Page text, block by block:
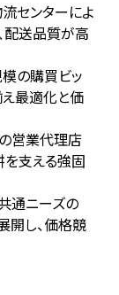
センターによ
配送品質が高
の購買ビッ
え最適化と価
営業代理店
を支える強固
通ニーズの
開し、価格競